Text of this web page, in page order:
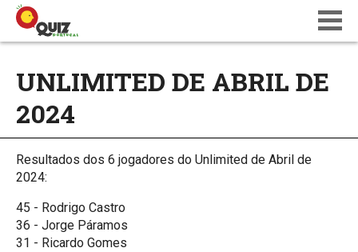
WIKI
QUIZ NATIONS PT 18
UNLIMITED DE ABRIL DE
2024
Resultados dos 6 jogadores do Unlimited de Abril de
2024:
45 - Rodrigo Castro
36 - Jorge Páramos
31 - Ricardo Gomes